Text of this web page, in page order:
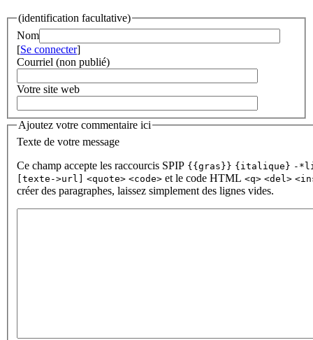
(identification facultative)
Nom
[Se connecter]
Courriel (non publié)
Votre site web
Ajoutez votre commentaire ici
Texte de votre message
Ce champ accepte les raccourcis SPIP {{gras}} {italique} -
[texte->url] <quote> <code> et le code HTML <q> <del>
créer des paragraphes, laissez simplement des lignes vides.